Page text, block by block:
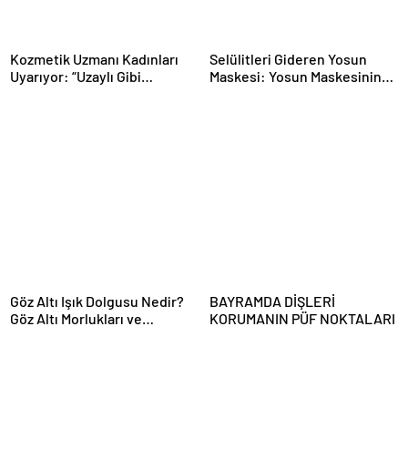
Kozmetik Uzmanı Kadınları
Uyarıyor: “Uzaylı Gibi
Selülitleri Gideren Yosun
Maskesi: Yosun Maskesinin
Göz Altı Işık Dolgusu Nedir?
Göz Altı Morlukları ve
BAYRAMDA DİŞLERİ
KORUMANIN PÜF NOKTALARI